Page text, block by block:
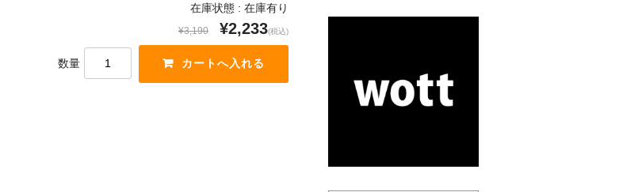
在庫状態 : 在庫有り
¥3,190 ¥2,233(税込)
数量